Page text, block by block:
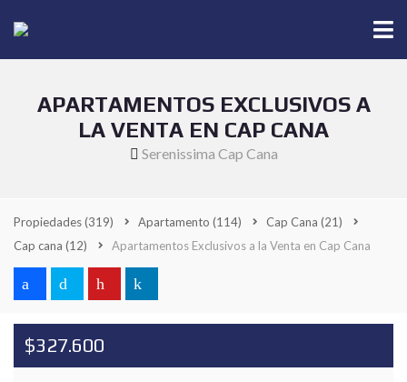
APARTAMENTOS EXCLUSIVOS A
LA VENTA EN CAP CANA
Serenissima Cap Cana
Propiedades(319) Apartamento (114) Cap Cana (21)
Cap cana (12) Apartamentos Exclusivos a la Venta en Cap Cana
$327.600